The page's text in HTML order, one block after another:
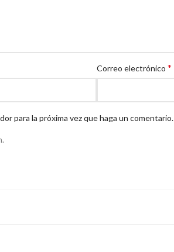
Correo electrónico *
para la próxima vez que haga un comentario.